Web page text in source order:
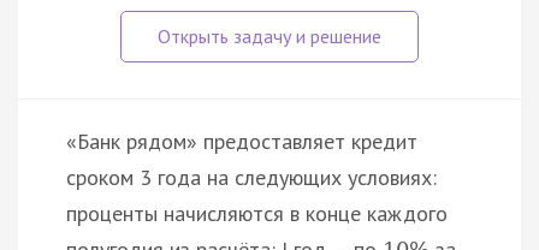
«Банк рядом» предоставляет кредит
сроком 3 года на следующих условиях:
проценты начисляются в конце каждого